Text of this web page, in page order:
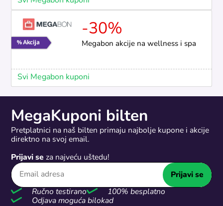
-30%
Megabon akcije na wellness i spa
Svi Megabon kuponi
MegaKuponi bilten
Pretplatnici na naš bilten primaju najbolje kupone i akcije
direktno na svoj email.
Prijavi se za najveću uštedu!
Prijavi se
Ručno testirano
100% besplatno
Odjava moguća bilokad